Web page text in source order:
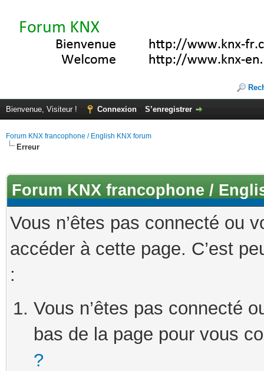
Bienvenue, Visiteur ! Connexion S’enregistrer
Forum KNX francophone / English KNX forum
Erreur
Forum KNX francophone /
Vous n’êtes pas connecté ou
accéder à cette page. C’est
:
Vous n’êtes pas connecté
bas de la page pour vous
?